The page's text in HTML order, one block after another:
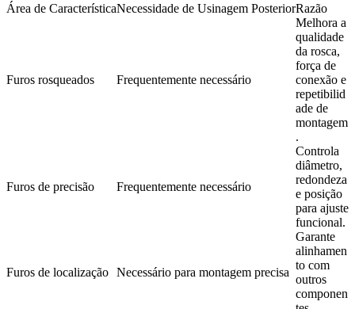
Área de CaracterísticaNecessidade de Usinagem PosteriorRazão
Furos rosqueados Frequentemente necessário
Melhora a
qualidade
da rosca,
força de
conexão e
repetibilid
ade de
montagem
.
Furos de precisão Frequentemente necessário
Controla
diâmetro,
redondeza
e posição
para ajuste
funcional.
Furos de localização Necessário para montagem precisa
Garante
alinhamen
to com
outros
componen